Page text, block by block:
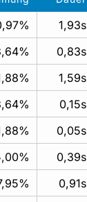
1,93s
0,83s
1,59s
0,15s
0,05s
0,39s
0,91s